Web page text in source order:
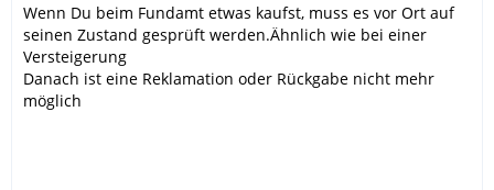
Wenn Du beim Fundamt etwas kaufst, muss es vor Ort auf
seinen Zustand gesprüft werden.Ähnlich wie bei einer
Versteigerung
Danach ist eine Reklamation oder Rückgabe nicht mehr
möglich